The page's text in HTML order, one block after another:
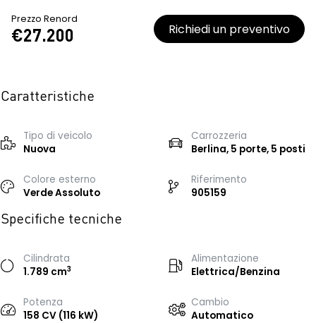
Prezzo Renord
€27.200 Richiedi un preventivo
Caratteristiche
Tipo di veicolo
Nuova
Carrozzeria
Berlina, 5 porte, 5 posti
Colore esterno
Verde Assoluto
Riferimento
905159
Specifiche tecniche
Cilindrata
1.789 cm3
Alimentazione
Elettrica/Benzina
Potenza
158 CV (116 kW)
Cambio
Automatico